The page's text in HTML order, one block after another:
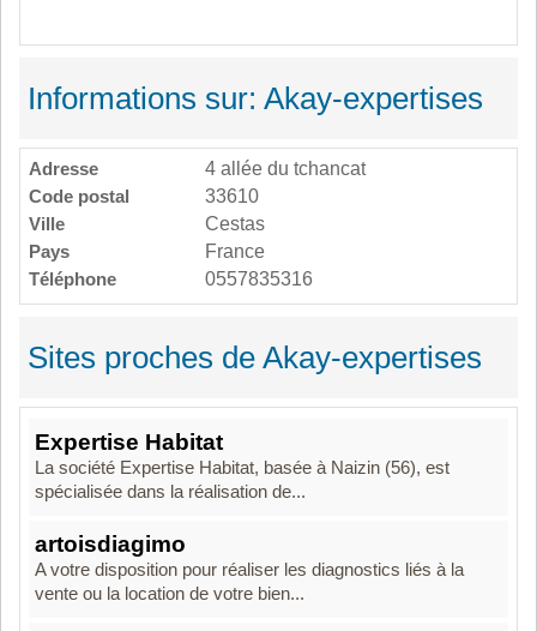
Informations sur: Akay-expertises
Adresse
4 allée du tchancat
Code postal
33610
Ville
Cestas
Pays
France
Téléphone
0557835316
Sites proches de Akay-expertises
Expertise Habitat
La société Expertise Habitat, basée à Naizin (56), est
spécialisée dans la réalisation de...
artoisdiagimo
A votre disposition pour réaliser les diagnostics liés à la
vente ou la location de votre bien...